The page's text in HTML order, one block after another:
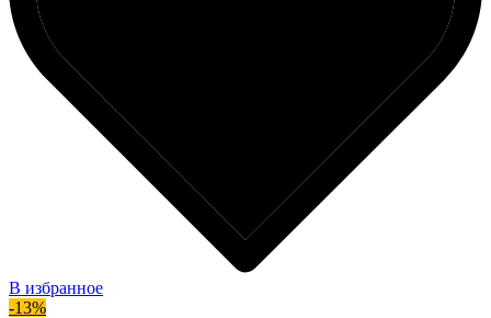
В избранное
-13%